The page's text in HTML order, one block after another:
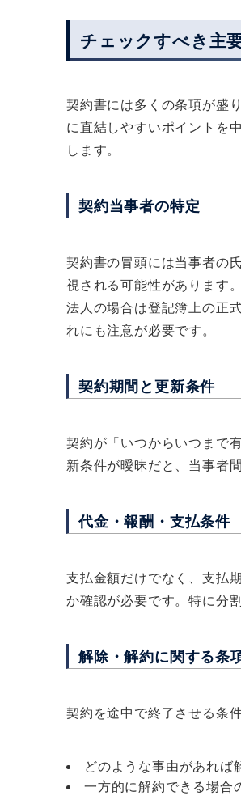
チェックすべき主
契約書には多くの条項が盛
に直結しやすいポイントを
します。
契約当事者の特定
契約書の冒頭には当事者の
視される可能性があります。
法人の場合は登記簿上の正
れにも注意が必要です。
契約期間と更新条件
契約が「いつからいつまで
新条件が曖昧だと、当事者
代金・報酬・支払条件
支払金額だけでなく、支払
か確認が必要です。特に分
解除・解約に関する条
契約を途中で終了させる条
どのような事由があれば
一方的に解約できる場合